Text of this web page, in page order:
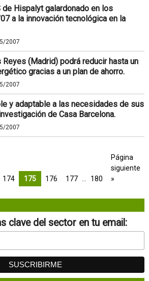
de Hispalyt galardonado en los
a la innovación tecnológica en la
2007
(Madrid) podrá reducir hasta un
gracias a un plan de ahorro.
2007
y adaptable a las necesidades de sus
de Casa Barcelona.
2007
174 175 176 177 180
Página
siguiente
»
clave del sector en tu email: